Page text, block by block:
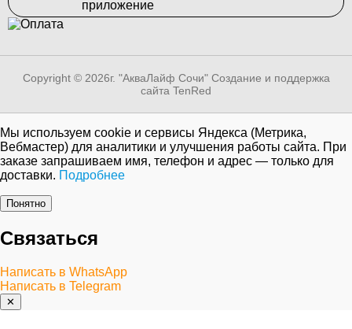
Copyright © 2026г. "АкваЛайф Сочи" Создание и поддержка
сайта TenRed
Мы используем cookie и сервисы Яндекса (Метрика,
Вебмастер) для аналитики и улучшения работы сайта. При
заказе запрашиваем имя, телефон и адрес — только для
доставки. Подробнее
Понятно
Связаться
Написать в WhatsApp
Написать в Telegram
✕